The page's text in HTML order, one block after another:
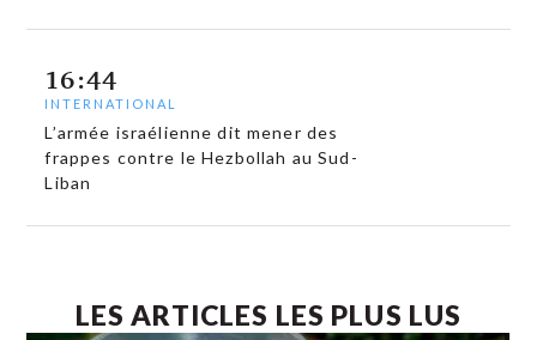
16:44
INTERNATIONAL
L’armée israélienne dit mener des
frappes contre le Hezbollah au Sud-
Liban
LES ARTICLES LES PLUS LUS